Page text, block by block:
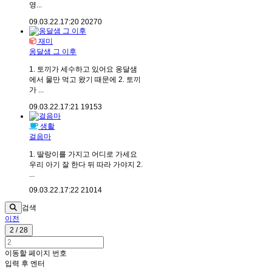
영...
09.03.22.17:20 20270
재미
옹달샘 그 이후
1. 토끼가 세수하고 있어요 옹달샘
에서 물만 먹고 왔기 때문에 2. 토끼
가 ...
09.03.22.17:21 19153
생활
걸음마
1. 딸랑이를 가지고 어디로 가세요
우리 아기 잘 한다 뒤 따라 가야지 2.
...
09.03.22.17:22 21014
검색
이전
2 / 28
이동할 페이지 번호
입력 후 엔터